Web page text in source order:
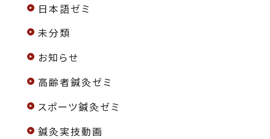
日本語ゼミ
未分類
お知らせ
高齢者鍼灸ゼミ
スポーツ鍼灸ゼミ
鍼灸実技動画